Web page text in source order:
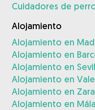
Cuidadores de
Alojamiento
Alojamiento en
Alojamiento en
Alojamiento en
Alojamiento en
Alojamiento en
Alojamiento en